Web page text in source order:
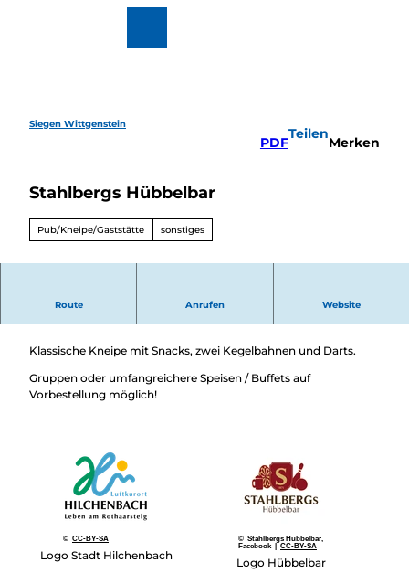
Wandern
Überblick
en
Ausflugsziele
Überblick
Buchbare Erlebnisse
Trinken
Regional
Trekkingplätze
unterwegs
Siegen Wittgenstein
PDF
Teilen
Merken
Stahlbergs Hübbelbar
Pub/Kneipe/Gaststätte sonstiges
Route Anrufen Website
Die klassische Kneipe in Hilchenbach-Müsen
Klassische Kneipe mit Snacks, zwei Kegelbahnen und Darts.
Gruppen oder umfangreichere Speisen / Buffets auf
Vorbestellung möglich!
© CC-BY-SA
Logo Stadt Hilchenbach
© Stahlbergs Hübbelbar,
Facebook | CC-BY-SA
Logo Hübbelbar